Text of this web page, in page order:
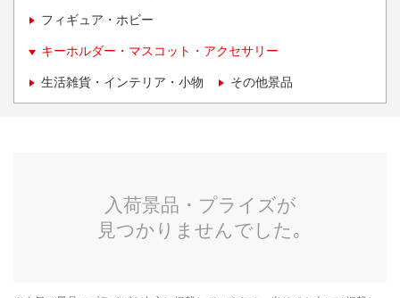
フィギュア・ホビー
キーホルダー・マスコット・アクセサリー
生活雑貨・インテリア・小物 その他景品